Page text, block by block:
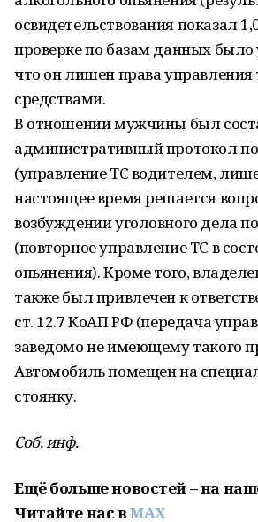
освидетельствования показал
проверке по базам данных было
что он лишен права
средствами.
В отношении мужчины был
административный протокол
(управление ТС водителем,
настоящее время решается
возбуждении уголовного дела
(повторное управление ТС в
опьянения). Кроме того,
также был привлечен к
ст. 12.7 КоАП РФ (передача
заведомо не имеющему такого
Автомобиль помещен на
стоянку.
Соб. инф.
Ещё больше новостей – на
Читайте нас вMAX